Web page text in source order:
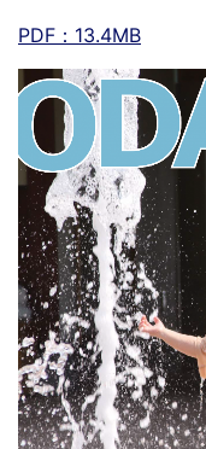
PDF：13.4MB